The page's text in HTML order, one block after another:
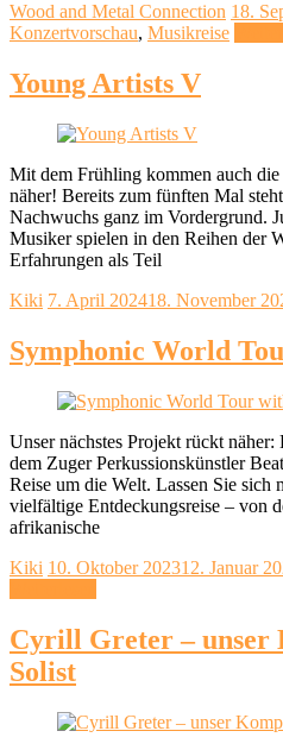
Wood and Metal Connection 18.
Konzertvorschau, Musikreise
Young Artists V
Mit dem Frühling kommen auch
näher! Bereits zum fünften Mal
Nachwuchs ganz im Vordergrund.
Musiker spielen in den Reihen der
Erfahrungen als Teil
Kiki 7. April 202418. November
Symphonic World
Unser nächstes Projekt rückt
dem Zuger Perkussionskünstler
Reise um die Welt. Lassen Sie sich
vielfältige Entdeckungsreise – von
afrikanische
Kiki 10. Oktober 202312. Januar
Cyrill Greter – unser
Solist